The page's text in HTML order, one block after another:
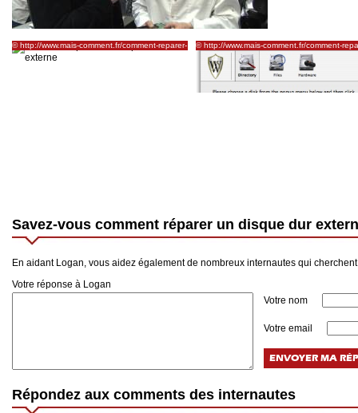
© http://www.mais-comment.fr/comment-reparer-
un-disque-dur-externe.html
© http://www.mais-comment.fr/comment-
un-disque-dur-externe.html
Savez-vous comment réparer un disque dur
En aidant Logan, vous aidez également de nombreux internautes qui
Votre réponse à Logan
Votre nom
Votre email
Répondez aux comments des internautes